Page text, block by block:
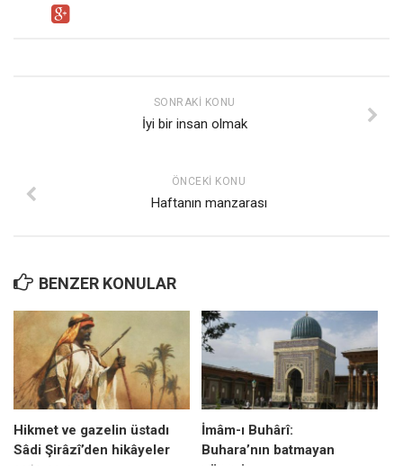
SONRAKI KONU
İyi bir insan olmak
ÖNCEKI KONU
Haftanın manzarası
BENZER KONULAR
Hikmet ve gazelin üstadı
Sâdi Şirâzî’den hikâyeler
İmâm-ı Buhârî:
Buhara’nın batmayan